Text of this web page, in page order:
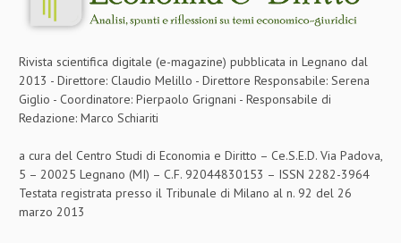
BOLLETTINO FINANZIAMENTI
DOCUMENTI
TESI DI LAUREA
MATERIALE DIDATTICO
Rivista scientifica digitale (e-magazine) pubblicata in Legnano dal
2013 - Direttore: Claudio Melillo - Direttore Responsabile: Serena
Giglio - Coordinatore: Pierpaolo Grignani - Responsabile di
Redazione: Marco Schiariti
a cura del Centro Studi di Economia e Diritto – Ce.S.E.D. Via Padova,
5 – 20025 Legnano (MI) – C.F. 92044830153 – ISSN 2282-3964
Testata registrata presso il Tribunale di Milano al n. 92 del 26
marzo 2013